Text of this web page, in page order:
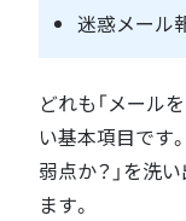
迷惑メール
どれも「メール
い基本項目です
弱点か？」を洗
ます。